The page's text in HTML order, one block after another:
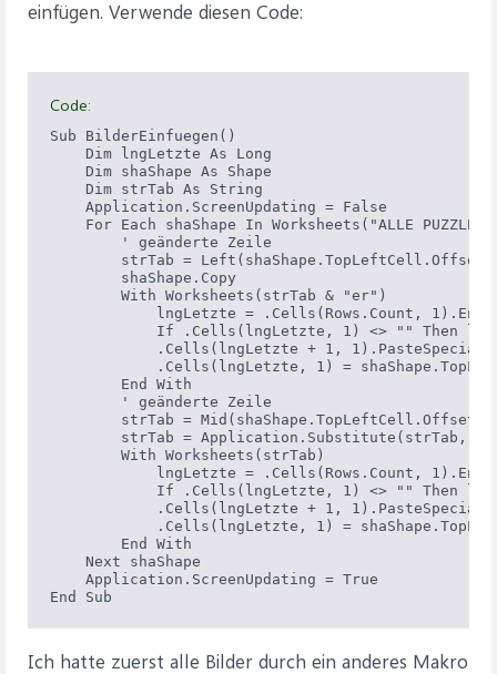
einfügen. Verwende diesen Code:
Code:
Sub BilderEinfuegen()
    Dim lngLetzte As Long
    Dim shaShape As Shape
    Dim strTab As String
    Application.ScreenUpdating = False
For Each shaShape In Worksheets("ALLE
        ' geänderte Zeile
strTab =
        shaShape.Copy
        With Worksheets(strTab & "er")
lngLetzte = .Cells(Rows.Count,
If .Cells(lngLetzte, 1) <> "" Then
.Cells(lngLetzte + 1, 1).PasteSpecial
.Cells(lngLetzte, 1) =
        End With
        ' geänderte Zeile
strTab =
strTab = Application.Substitute(strTab,
        With Worksheets(strTab)
lngLetzte = .Cells(Rows.Count,
If .Cells(lngLetzte, 1) <> "" Then
.Cells(lngLetzte + 1, 1).PasteSpecial
.Cells(lngLetzte, 1) =
        End With
    Next shaShape
    Application.ScreenUpdating = True
Ich hatte zuerst alle Bilder durch ein anderes Makro